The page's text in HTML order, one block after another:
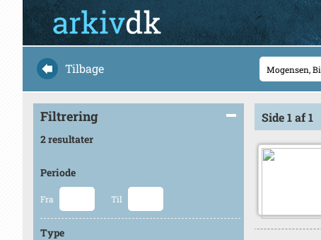
Tilbage
Filtrering
2 resultater
Periode
Fra Til
Type
Side 1 af 1